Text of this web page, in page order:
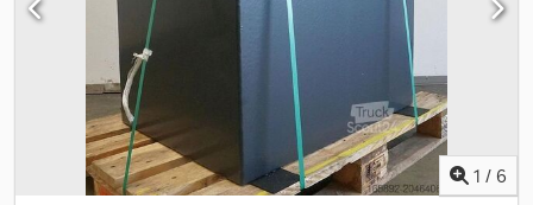
1 / 6